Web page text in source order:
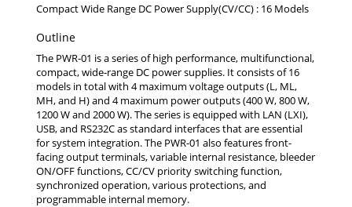
Compact Wide Range DC Power Supply(CV/CC) : 16 Models
Outline
The PWR-01 is a series of high performance, multifunctional,
compact, wide-range DC power supplies. It consists of 16
models in total with 4 maximum voltage outputs (L, ML,
MH, and H) and 4 maximum power outputs (400 W, 800 W,
1200 W and 2000 W). The series is equipped with LAN (LXI),
USB, and RS232C as standard interfaces that are essential
for system integration. The PWR-01 also features front-
facing output terminals, variable internal resistance, bleeder
ON/OFF functions, CC/CV priority switching function,
synchronized operation, various protections, and
programmable internal memory.